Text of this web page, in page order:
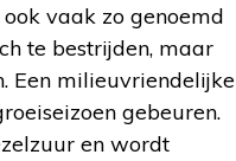
vaak zo genoemd
te bestrijden, maar
Een milieuvriendelijke
gebeuren.
en wordt